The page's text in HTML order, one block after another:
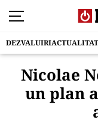
DEZVALUIRI
Nicolae
un plan